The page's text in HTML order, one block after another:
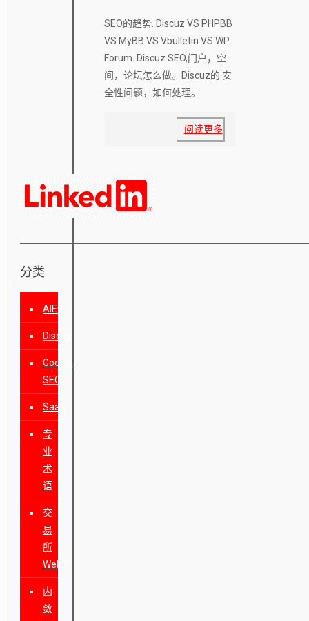
SEO的趋势. Discuz VS PHPBB
VS MyBB VS Vbulletin VS WP
Forum. Discuz SEO,门户，空
间，论坛怎么做。Discuz的 安
全性问题，如何处理。
阅读更多
分类
AIEO
Discuz
Google
SEO
SaaS
专
业
术
语
交
易
所
Web3
内
敛